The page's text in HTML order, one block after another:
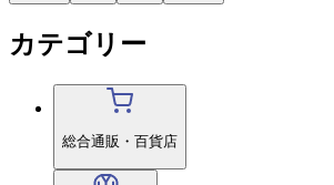
カテゴリー
総合通販・百貨店